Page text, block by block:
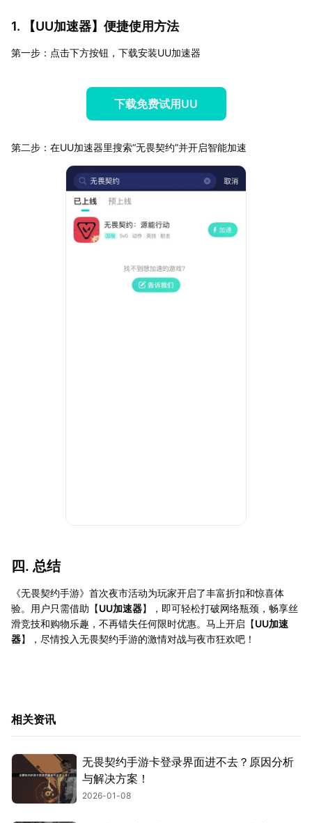
1. 【UU加速器】便捷使用方法
第一步：点击下方按钮，下载安装UU加速器
下载免费试用UU
第二步：在UU加速器里搜索“无畏契约”并开启智能加速
四. 总结
《无畏契约手游》首次夜市活动为玩家开启了丰富折扣和惊喜体
验。用户只需借助【UU加速器】，即可轻松打破网络瓶颈，畅享丝
滑竞技和购物乐趣，不再错失任何限时优惠。马上开启【UU加速
器】，尽情投入无畏契约手游的激情对战与夜市狂欢吧！
相关资讯
无畏契约手游卡登录界面进不去？原因分析
与解决方案！
2026-01-08